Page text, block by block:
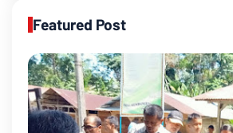
Featured Post